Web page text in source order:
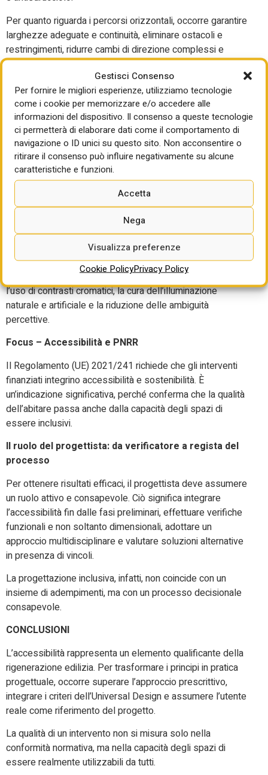
Gestisci Consenso
Per fornire le migliori esperienze, utilizziamo tecnologie
come i cookie per memorizzare e/o accedere alle
informazioni del dispositivo. Il consenso a queste tecnologie
ci permetterà di elaborare dati come il comportamento di
navigazione o ID unici su questo sito. Non acconsentire o
ritirare il consenso può influire negativamente su alcune
caratteristiche e funzioni.
Accetta
Nega
Visualizza preferenze
Cookie PolicyPrivacy Policy
Per quanto riguarda i percorsi orizzontali, occorre garantire
larghezze adeguate e continuità, eliminare ostacoli e
restringimenti, ridurre cambi di direzione complessi e
prevedere spazi di manovra nei nodi distributivi.
Anche i collegamenti verticali richiedono particolare
attenzione: l’installazione di ascensori, ove possibile,
rappresenta la soluzione preferibile; le piattaforme
elevatrici dovrebbero essere adottate solo nei casi
realmente vincolati. In ogni caso, è necessario garantire
sempre un’alternativa accessibile alle scale e verificare
con attenzione dimensioni e accessibilità delle cabine.
Negli spazi interni, la qualità inclusiva passa attraverso una
configurazione planimetrica semplice, l’eliminazione di
percorsi obbligati, l’accessibilità ai principali ambienti e la
possibilità di prevedere soluzioni adattabili nel tempo
Infine, sul piano dell’orientamento e della percezione,
risultano determinanti una segnaletica chiara e coerente,
l’uso di contrasti cromatici, la cura dell’illuminazione
naturale e artificiale e la riduzione delle ambiguità
percettive.
Focus – Accessibilità e PNRR
Il Regolamento (UE) 2021/241 richiede che gli interventi
finanziati integrino accessibilità e sostenibilità. È
un’indicazione significativa, perché conferma che la qualità
dell’abitare passa anche dalla capacità degli spazi di
essere inclusivi.
Il ruolo del progettista: da verificatore a regista del
processo
Per ottenere risultati efficaci, il progettista deve assumere
un ruolo attivo e consapevole. Ciò significa integrare
l’accessibilità fin dalle fasi preliminari, effettuare verifiche
funzionali e non soltanto dimensionali, adottare un
approccio multidisciplinare e valutare soluzioni alternative
in presenza di vincoli.
La progettazione inclusiva, infatti, non coincide con un
insieme di adempimenti, ma con un processo decisionale
consapevole.
CONCLUSIONI
L’accessibilità rappresenta un elemento qualificante della
rigenerazione edilizia. Per trasformare i principi in pratica
progettuale, occorre superare l’approccio prescrittivo,
integrare i criteri dell’Universal Design e assumere l’utente
reale come riferimento del progetto.
La qualità di un intervento non si misura solo nella
conformità normativa, ma nella capacità degli spazi di
essere realmente utilizzabili da tutti.